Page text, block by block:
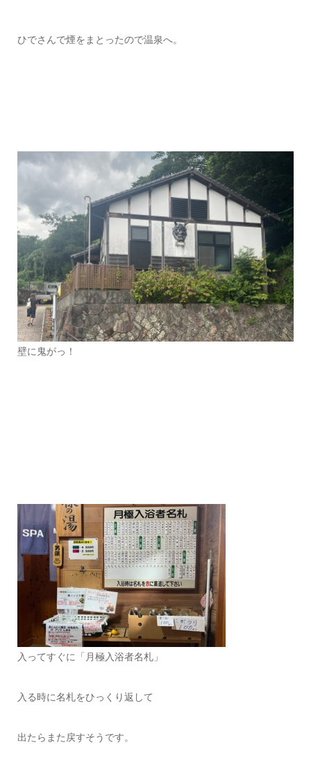
ひでさんで煙をまとったので温泉へ。
壁に鬼がっ！
入ってすぐに「月極入浴者名札」
入る時に名札をひっくり返して
出たらまた戻すそうです。